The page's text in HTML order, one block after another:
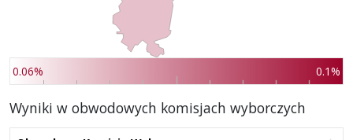
0.06% 0.1%
Wyniki w obwodowych komisjach wyborczych